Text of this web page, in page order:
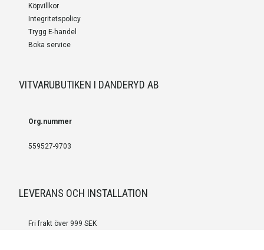
Köpvillkor
Integritetspolicy
Trygg E-handel
Boka service
VITVARUBUTIKEN I DANDERYD AB
Org.nummer
559527-9703
LEVERANS OCH INSTALLATION
Fri frakt över 999 SEK